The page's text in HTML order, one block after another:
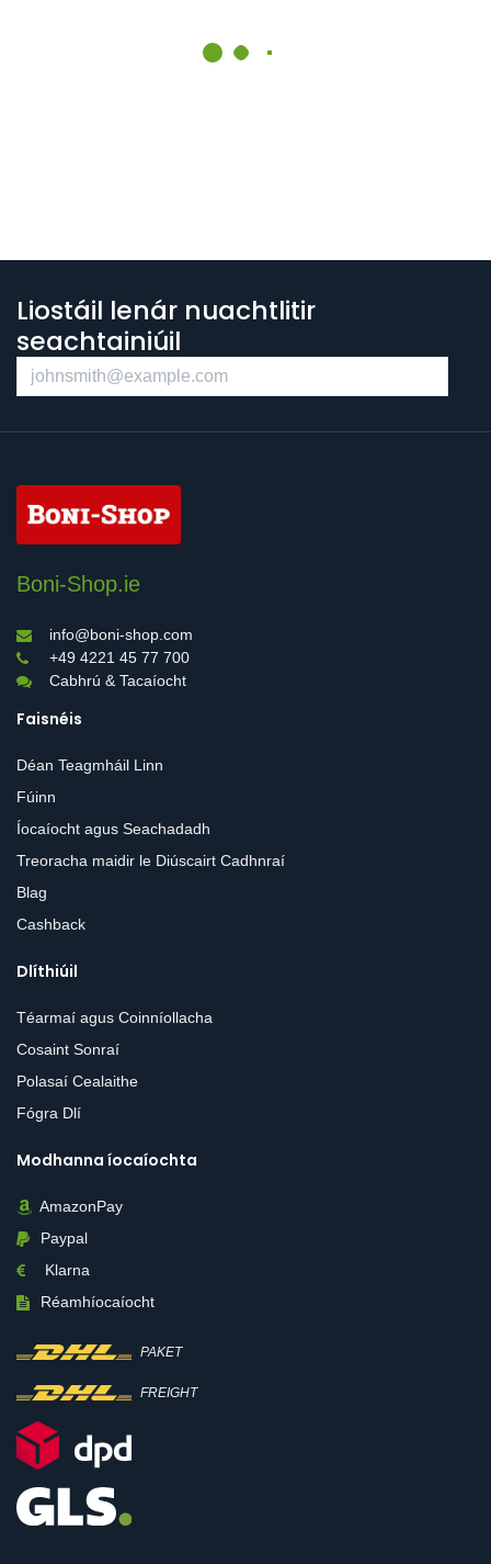
Liostáil lenár nuachtlitir
seachtainiúil
Boni-Shop.ie
info@boni-shop.com
+49 4221 45 77 700
Cabhrú & Tacaíocht
Faisnéis
Déan Teagmháil Linn
Fúinn
Íocaíocht agus Seachadadh
Treoracha maidir le Diúscairt Cadhnraí
Blag
Cashback
Dlíthiúil
Téarmaí agus Coinníollacha
Cosaint Sonraí
Polasaí Cealaithe
Fógra Dlí
Modhanna íocaíochta
AmazonPay
Paypal
Klarna
Réamhíocaíocht
PAKET
FREIGHT